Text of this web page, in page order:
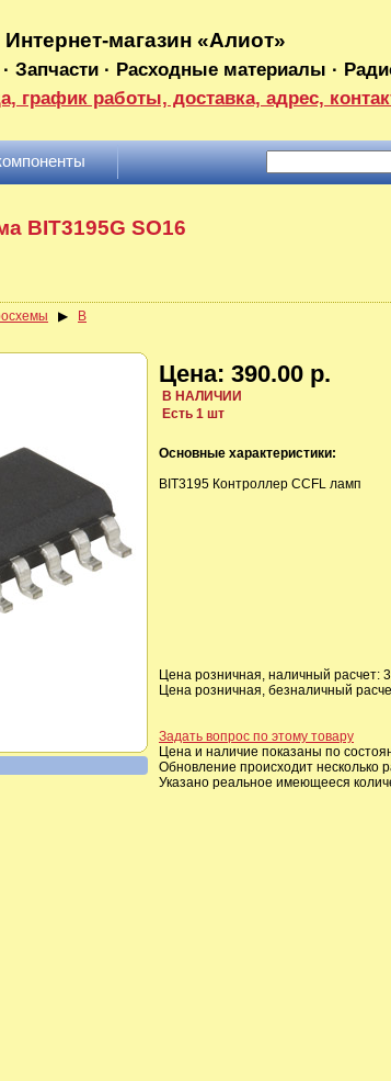
Интернет-магазин «Алиот»
Запчасти · Расходные материалы ·
график работы, доставка, адрес,
BIT3195G SO16
▶ B
Цена: 390.00 р.
В НАЛИЧИИ
Есть 1 шт
Основные характеристики:
BIT3195 Контроллер CCFL ламп
Цена розничная, наличный расчет:
Цена розничная, безналичный
Задать вопрос по этому товару
Цена и наличие показаны по
Обновление происходит несколько
Указано реальное имеющееся